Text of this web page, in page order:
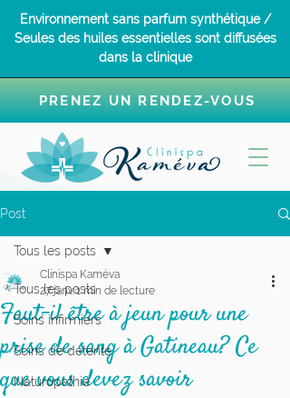
PRENEZ UN RENDEZ-VOUS
Environnement sans parfum synthétique /
Seules des huiles essentielles sont diffusées
dans la clinique
Post
Tous les posts
Soins infirmiers
Soins de détente
Naturopathie
Tous les posts
Faut-il être à jeun pour une
prise de sang à Gatineau? Ce
que vous devez savoir
Clinispa Kaméva
27 janv.1 min de lecture